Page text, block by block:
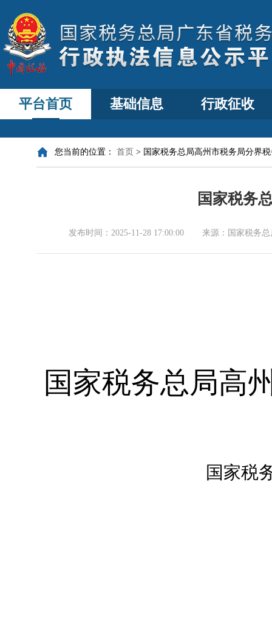
平台首页 基础信息 行政征收
您当前的位置： 首页 > 国家税务总局高州市税务局分界
国家税务
发布时间： 2025-11-28 17:00:00 来源： 国家税务
国家税务总局高
国家税